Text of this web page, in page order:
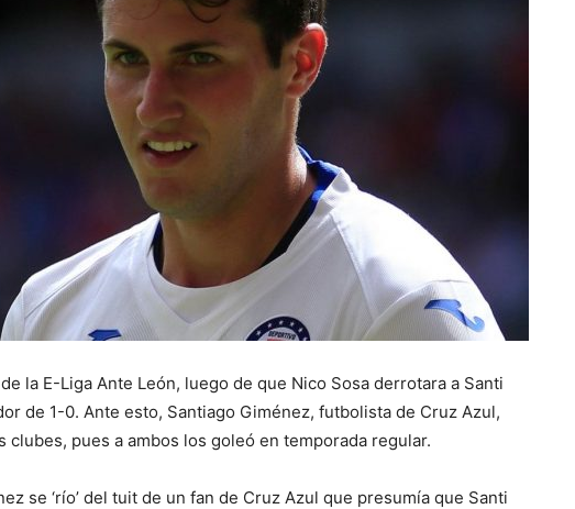
la E-Liga Ante León, luego de que Nico Sosa derrotara a Santi
de 1-0. Ante esto, Santiago Giménez, futbolista de Cruz Azul,
clubes, pues a ambos los goleó en temporada regular.
se ‘río’ del tuit de un fan de Cruz Azul que presumía que Santi